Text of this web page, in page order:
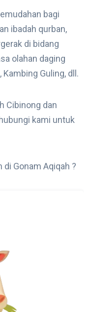
bagi
ibadah qurban,
di bidang
olahan daging
Guling, dll.
Cibinong dan
kami untuk
di Gonam Aqiqah ?